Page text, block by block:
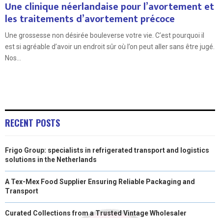
Une clinique néerlandaise pour l’avortement et
les traitements d’avortement précoce
Une grossesse non désirée bouleverse votre vie. C’est pourquoi il
est si agréable d’avoir un endroit sûr où l’on peut aller sans être jugé.
Nos...
RECENT POSTS
Frigo Group: specialists in refrigerated transport and logistics
solutions in the Netherlands
A Tex-Mex Food Supplier Ensuring Reliable Packaging and
Transport
Curated Collections from a Trusted Vintage Wholesaler